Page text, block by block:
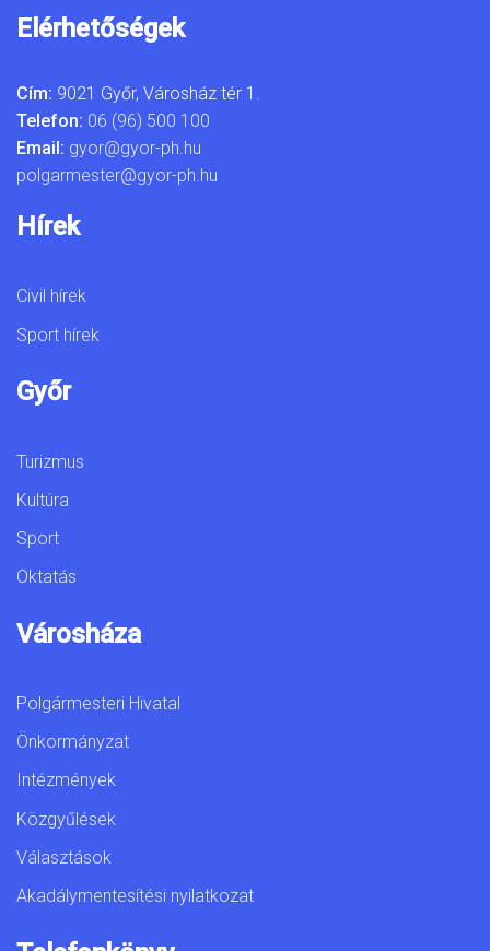
Elérhetőségek
Cím: 9021 Győr, Városház tér 1.
Telefon: 06 (96) 500 100
Email: gyor@gyor-ph.hu
polgarmester@gyor-ph.hu
Hírek
Civil hírek
Sport hírek
Győr
Turizmus
Kultúra
Sport
Oktatás
Városháza
Polgármesteri Hivatal
Önkormányzat
Intézmények
Közgyűlések
Választások
Akadálymentesítési nyilatkozat